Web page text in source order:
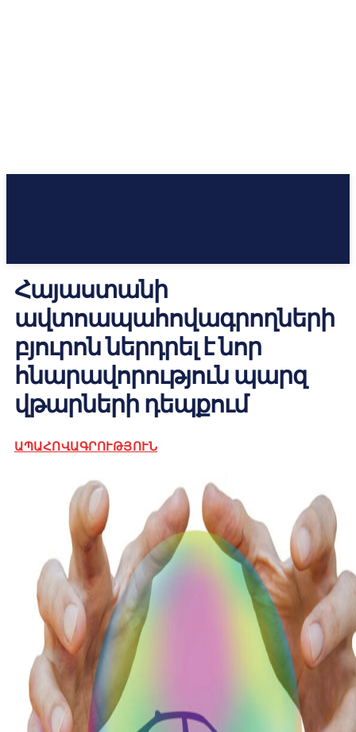
Հայաստանի
ավտոապահովագրողների
բյուրոն ներդրել է նոր
հնարավորություն պարզ
վթարների դեպքում
ԱՊԱՀՈՎԱԳՐՈՒԹՅՈՒՆ